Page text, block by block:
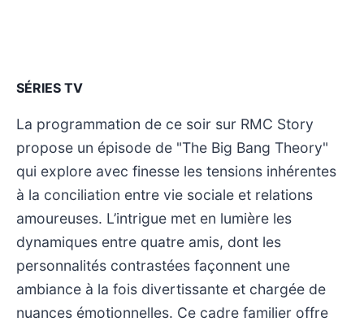
SÉRIES TV
La programmation de ce soir sur RMC Story
propose un épisode de "The Big Bang Theory"
qui explore avec finesse les tensions inhérentes
à la conciliation entre vie sociale et relations
amoureuses. L’intrigue met en lumière les
dynamiques entre quatre amis, dont les
personnalités contrastées façonnent une
ambiance à la fois divertissante et chargée de
nuances émotionnelles. Ce cadre familier offre